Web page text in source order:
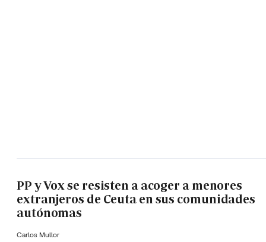
PP y Vox se resisten a acoger a menores
extranjeros de Ceuta en sus comunidades
autónomas
Carlos Mullor